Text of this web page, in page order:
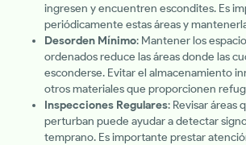
ingresen y encuentren escondites. Es
periódicamente estas áreas y
Desorden Mínimo: Mantener los
ordenados reduce las áreas donde las
esconderse. Evitar el almacenamiento
otros materiales que proporcionen
Inspecciones Regulares: Revisar áreas
perturban puede ayudar a detectar
temprano. Es importante prestar